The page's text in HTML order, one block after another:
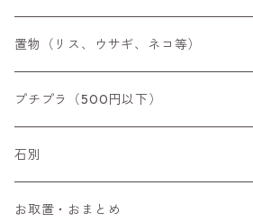
空枠
リング
ペンダントトップ
ブローチ
置物（リス、ウサギ、ネコ等）
プチプラ（500円以下）
石別
アイオライト
お取置・おまとめ